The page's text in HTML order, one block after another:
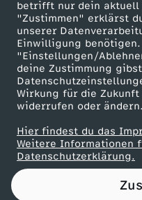
betrifft nur dein aktuell
"Zustimmen" erklärst
unserer
Einwilligung
"Einstellungen/
deine Zustimmung
Wirkung für die
widerrufen oder ändern.
Hier findest du das
Weitere Informationen
Datenschutzerklärung.
e
w
u
r
d
Werbefernsehen
Mainzelmännchen
Partner